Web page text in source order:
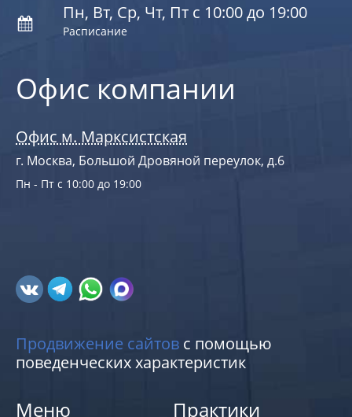
Офис компании
Офис м. Марксистская
г. Москва, Большой Дровяной переулок, д.6
Пн - Пт с 10:00 до 19:00
Пн, Вт, Ср, Чт, Пт с 10:00 до 19:00
Расписание
Продвижение сайтов с помощью
поведенческих характеристик
Меню Практики